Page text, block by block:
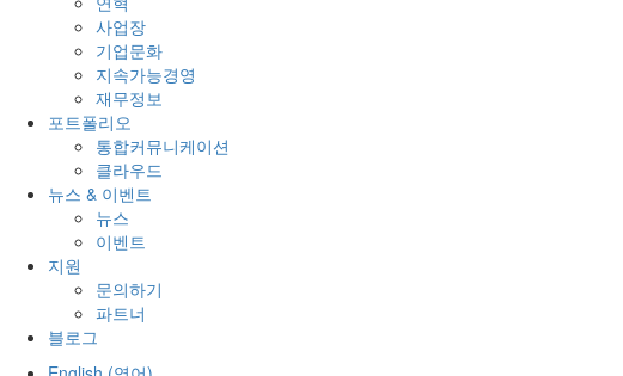
사업장
기업문화
지속가능경영
재무정보
포트폴리오
통합커뮤니케이션
클라우드
뉴스 & 이벤트
뉴스
이벤트
지원
문의하기
파트너
블로그